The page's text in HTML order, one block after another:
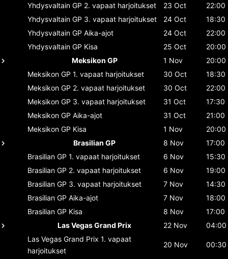
Yhdysvaltain GP 2. vapaat harjoitukset 23 Oct
22:00
Yhdysvaltain GP 3. vapaat harjoitukset 24 Oct
18:30
Yhdysvaltain GP Aika-ajot 24 Oct
22:00
Yhdysvaltain GP Kisa 25 Oct
20:00
Meksikon GP
1 Nov
20:00
Meksikon GP 1. vapaat harjoitukset 30 Oct
18:30
Meksikon GP 2. vapaat harjoitukset 30 Oct
22:00
Meksikon GP 3. vapaat harjoitukset 31 Oct
17:30
Meksikon GP Aika-ajot 31 Oct
21:00
Meksikon GP Kisa 1 Nov
20:00
Brasilian GP
8 Nov
17:00
Brasilian GP 1. vapaat harjoitukset 6 Nov
15:30
Brasilian GP 2. vapaat harjoitukset 6 Nov
19:00
Brasilian GP 3. vapaat harjoitukset 7 Nov
14:30
Brasilian GP Aika-ajot 7 Nov
18:00
Brasilian GP Kisa 8 Nov
17:00
Las Vegas Grand Prix
22 Nov
04:00
Las Vegas Grand Prix 1. vapaat
harjoitukset
20 Nov 00:30